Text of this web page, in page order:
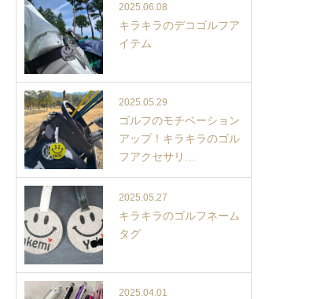
2025.06.08
キラキラのデコゴルフア
イテム
2025.05.29
ゴルフのモチベーション
アップ！キラキラのゴル
フアクセサリ…
2025.05.27
キラキラのゴルフネーム
タグ
2025.04.01